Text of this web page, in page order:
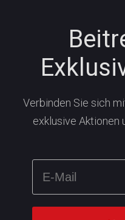
Verbinden Sie sich
exklusive Aktionen